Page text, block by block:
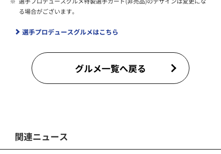
る場合がございます。
選手プロデュースグルメはこちら
グルメ一覧へ戻る
関連ニュース